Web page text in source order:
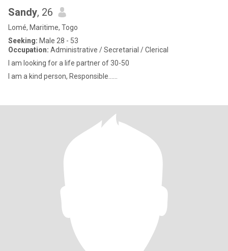
Sandy, 26
Lomé, Maritime, Togo
Seeking: Male 28 - 53
Occupation: Administrative / Secretarial / Clerical
I am looking for a life partner of 30-50
I am a kind person, Responsible......